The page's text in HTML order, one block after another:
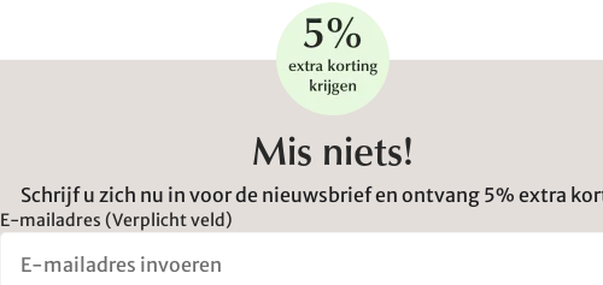
Mis niets!
Schrijf u zich nu in voor de nieuwsbrief en ontvang 5% extra
E-mailadres (Verplicht veld)